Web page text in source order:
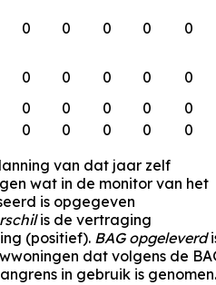
0 0 0 0 0
0 0 0 0
0
0 0 0 0
0
0 0 0 0
0
van dat jaar zelf
wat in de monitor van het
is opgegeven
is de vertraging
(positief). BAG opgeleverd
dat volgens de
in gebruik is genomen.